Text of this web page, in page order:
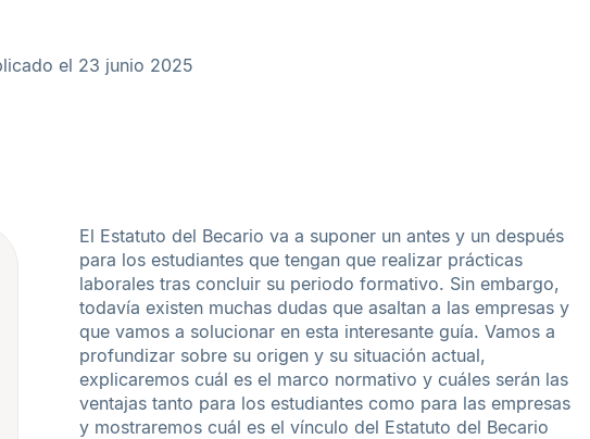
el 23 junio 2025
El Estatuto del Becario va a suponer un antes y un después
para los estudiantes que tengan que realizar prácticas
laborales tras concluir su periodo formativo. Sin embargo,
todavía existen muchas dudas que asaltan a las empresas y
que vamos a solucionar en esta interesante guía. Vamos a
profundizar sobre su origen y su situación actual,
explicaremos cuál es el marco normativo y cuáles serán las
ventajas tanto para los estudiantes como para las empresas
y mostraremos cuál es el vínculo del Estatuto del Becario